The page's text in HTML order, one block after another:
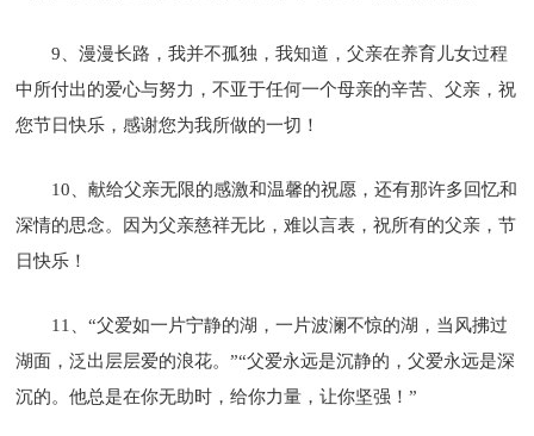
9、漫漫长路，我并不孤独，我知道，父亲在养育儿女过程
中所付出的爱心与努力，不亚于任何一个母亲的辛苦、父亲，祝
您节日快乐，感谢您为我所做的一切！
10、献给父亲无限的感激和温馨的祝愿，还有那许多回忆和
深情的思念。因为父亲慈祥无比，难以言表，祝所有的父亲，节
日快乐！
11、“父爱如一片宁静的湖，一片波澜不惊的湖，当风拂过
湖面，泛出层层爱的浪花。”“父爱永远是沉静的，父爱永远是深
沉的。他总是在你无助时，给你力量，让你坚强！”